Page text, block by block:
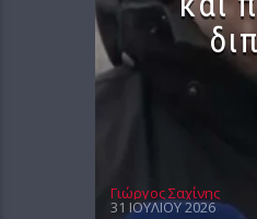
Γιώργος Σαχίνης
31 ΙΟΥΛΊΟΥ 2026